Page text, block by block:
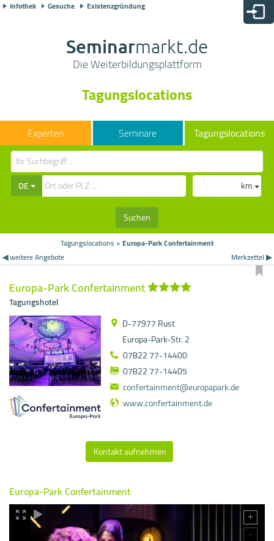
Infothek Gesuche Existenzgründung
Seminarmarkt.de
Die Weiterbildungsplattform
Tagungslocations
Seminare Tagungslocations
DE
km
Suchen
Tagungslocations > Europa-Park Confertainment
◀ weitere Angebote
Merkzettel ▶
Europa-Park Confertainment
Tagungshotel
D-77977 Rust
Europa-Park-Str. 2
07822 77-14400
07822 77-14405
confertainment@europapark.de
www.confertainment.de
Kontakt aufnehmen
Europa-Park Confertainment